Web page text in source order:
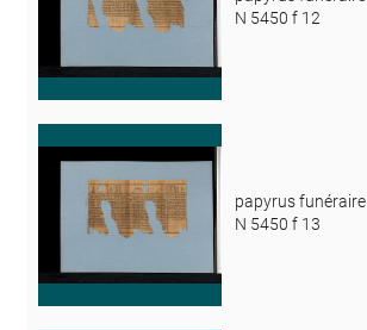
N 5450 f 12
papyrus funéraire
N 5450 f 13